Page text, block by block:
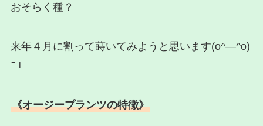
おそらく種？
来年４月に割って蒔いてみようと思います(o^―^o)
ﾆｺ
《オージープランツの特徴》